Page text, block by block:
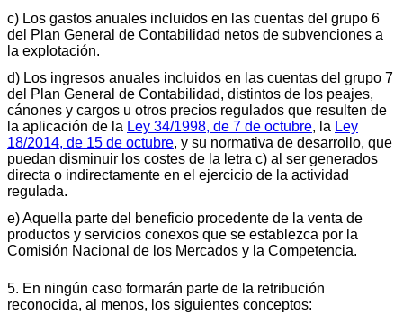
c) Los gastos anuales incluidos en las cuentas del grupo 6
del Plan General de Contabilidad netos de subvenciones a
la explotación.
d) Los ingresos anuales incluidos en las cuentas del grupo 7
del Plan General de Contabilidad, distintos de los peajes,
cánones y cargos u otros precios regulados que resulten de
la aplicación de la Ley 34/1998, de 7 de octubre, la Ley
18/2014, de 15 de octubre, y su normativa de desarrollo, que
puedan disminuir los costes de la letra c) al ser generados
directa o indirectamente en el ejercicio de la actividad
regulada.
e) Aquella parte del beneficio procedente de la venta de
productos y servicios conexos que se establezca por la
Comisión Nacional de los Mercados y la Competencia.
5. En ningún caso formarán parte de la retribución
reconocida, al menos, los siguientes conceptos: